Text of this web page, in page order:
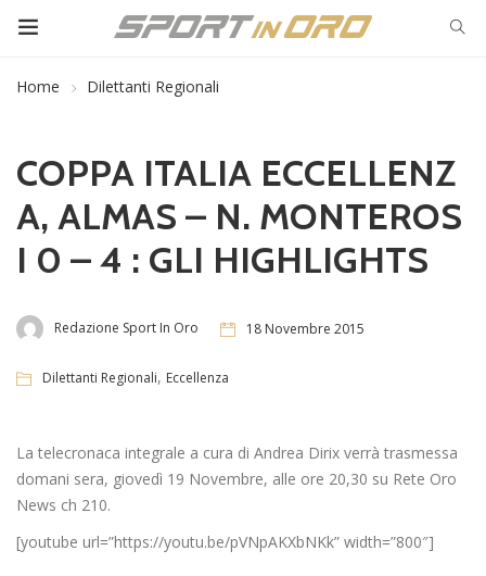
Home Dilettanti Regionali
COPPA ITALIA ECCELLENZ
A, ALMAS – N. MONTEROS
I 0 – 4 : GLI HIGHLIGHTS
Redazione Sport In Oro 18 Novembre 2015
Dilettanti Regionali, Eccellenza
La telecronaca integrale a cura di Andrea Dirix verrà trasmessa
domani sera, giovedì 19 Novembre, alle ore 20,30 su Rete Oro
News ch 210.
[youtube url=”https://youtu.be/pVNpAKXbNKk” width=”800″]